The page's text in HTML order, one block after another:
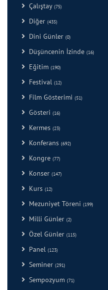
Çalıştay (75)
Diğer (435)
Dini Günler (0)
Düşüncenin İzinde (16)
Eğitim (190)
Festival (12)
Film Gösterimi (51)
Gösteri (16)
Kermes (23)
Konferans (692)
Kongre (77)
Konser (147)
Kurs (12)
Mezuniyet Töreni (199)
Milli Günler (2)
Özel Günler (115)
Panel (123)
Seminer (291)
Sempozyum (71)